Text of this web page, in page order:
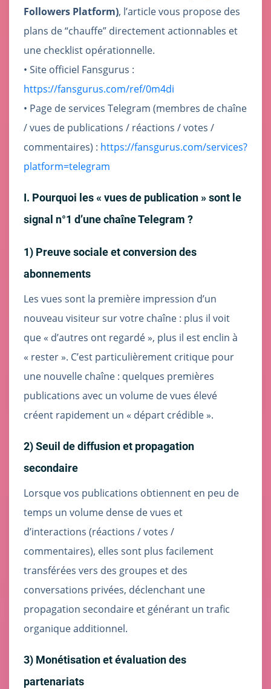
Followers Platform), l’article vous propose des
plans de “chauffe” directement actionnables et
une checklist opérationnelle.
• Site officiel Fansgurus :
https://fansgurus.com/ref/0m4di
• Page de services Telegram (membres de chaîne
/ vues de publications / réactions / votes /
commentaires) : https://fansgurus.com/services?
platform=telegram
I. Pourquoi les « vues de publication » sont le
signal n°1 d’une chaîne Telegram ?
1) Preuve sociale et conversion des
abonnements
Les vues sont la première impression d’un
nouveau visiteur sur votre chaîne : plus il voit
que « d’autres ont regardé », plus il est enclin à
« rester ». C’est particulièrement critique pour
une nouvelle chaîne : quelques premières
publications avec un volume de vues élevé
créent rapidement un « départ crédible ».
2) Seuil de diffusion et propagation
secondaire
Lorsque vos publications obtiennent en peu de
temps un volume dense de vues et
d’interactions (réactions / votes /
commentaires), elles sont plus facilement
transférées vers des groupes et des
conversations privées, déclenchant une
propagation secondaire et générant un trafic
organique additionnel.
3) Monétisation et évaluation des
partenariats